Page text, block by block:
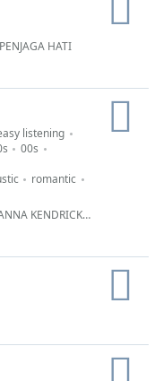
HATI
listening
00s
romantic
- TRUE COLORS